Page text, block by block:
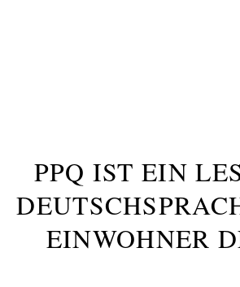
PPQ IST EIN
INWOHNER